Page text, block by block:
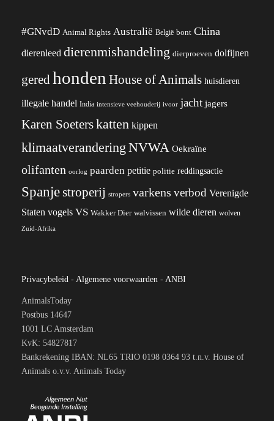
#GNvdD Animal Rights Australië België bont China
dierenleed dierenmishandeling dierproeven dolfijnen
gered honden House of Animals huisdieren
illegale handel India intensieve veehouderij ivoor jacht jagers
Karen Soeterskatten kippen
klimaatverandering NVWA Oekraïne
olifanten oorlog paarden petitie politie reddingsactie
Spanjestroperij stropers varkens verbod Verenigde
Staten vogels VS Wakker Dier walvissen wilde dieren wolven
Zuid-Afrika
Privacybeleid - Algemene voorwaarden - ANBI
AnimalsToday
Postbus 14647
1001 LC Amsterdam
KvK: 54827817
Bankrekening IBAN: NL65 TRIO 0198 0364 93 t.n.v. House of
Animals o.v.v. Animals Today